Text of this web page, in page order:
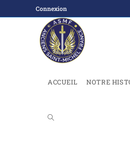
Connexion
ACCUEIL NOTRE